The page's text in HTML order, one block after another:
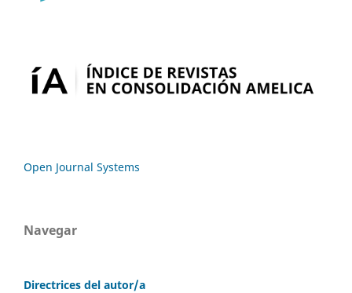
Open Journal Systems
Navegar
Directrices del autor/a